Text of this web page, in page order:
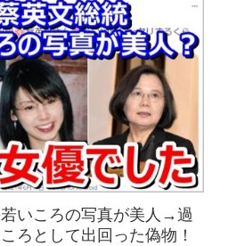
いころの写真が美人→過
ろとして出回った偽物！